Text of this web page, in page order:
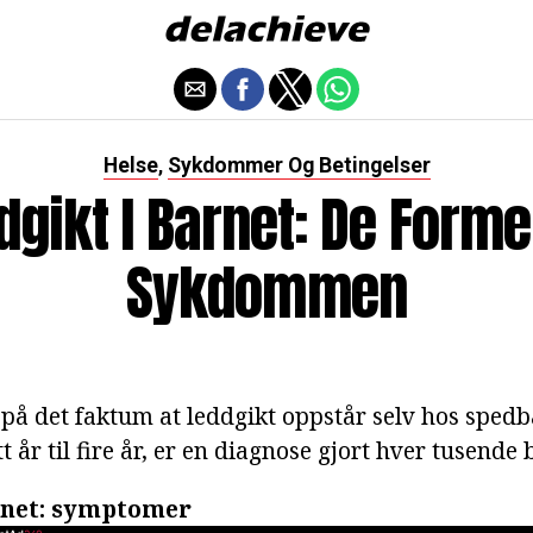
Helse, Sykdommer Og Betingelser
I Barnet: De
Sykdommen
det faktum at leddgikt oppstår selv hos
år til fire år, er en diagnose gjort hver tusende
symptomer